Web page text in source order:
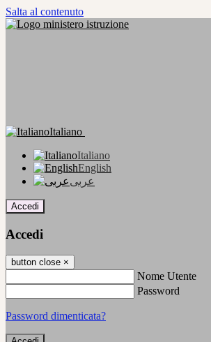
Salta al contenuto
Italiano
Italiano
English
عربى
Accedi
Accedi
button close ×
Nome Utente
Password
Password dimenticata?